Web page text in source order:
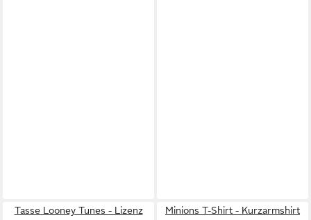
Tasse Looney Tunes - Lizenz
Minions T-Shirt - Kurzarmshirt